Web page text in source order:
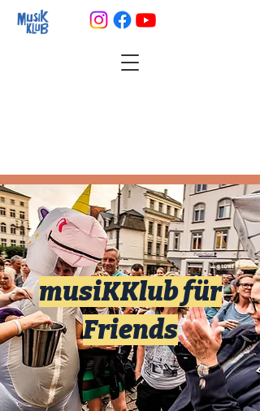
musiKKlub für
Friends